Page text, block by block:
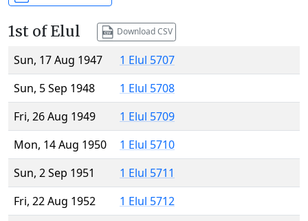
1st of Elul Download CSV
Sun, 17 Aug 1947
1 Elul 5707
Sun, 5 Sep 1948
1 Elul 5708
Fri, 26 Aug 1949
1 Elul 5709
Mon, 14 Aug 1950
1 Elul 5710
Sun, 2 Sep 1951
1 Elul 5711
Fri, 22 Aug 1952
1 Elul 5712